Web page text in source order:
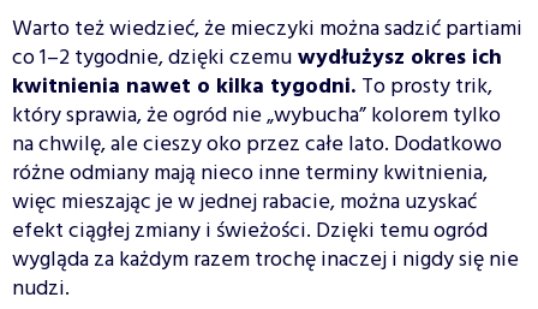
Warto też wiedzieć, że mieczyki można sadzić partiami
co 1–2 tygodnie, dzięki czemuwydłużysz okres ich
kwitnienia nawet o kilka tygodni. To prosty trik,
który sprawia, że ogród nie „wybucha” kolorem tylko
na chwilę, ale cieszy oko przez całe lato. Dodatkowo
różne odmiany mają nieco inne terminy kwitnienia,
więc mieszając je w jednej rabacie, można uzyskać
efekt ciągłej zmiany i świeżości. Dzięki temu ogród
wygląda za każdym razem trochę inaczej i nigdy się nie
nudzi.